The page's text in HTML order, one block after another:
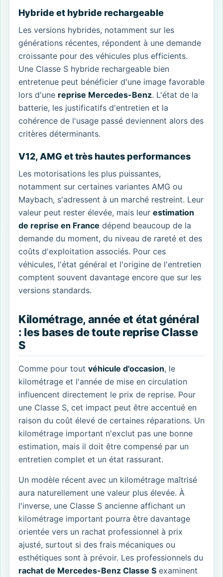
Hybride et hybride rechargeable
Les versions hybrides, notamment sur les
générations récentes, répondent à une demande
croissante pour des véhicules plus efficients.
Une Classe S hybride rechargeable bien
entretenue peut bénéficier d'une image favorable
lors d'une reprise Mercedes-Benz. L'état de la
batterie, les justificatifs d'entretien et la
cohérence de l'usage passé deviennent alors des
critères déterminants.
V12, AMG et très hautes performances
Les motorisations les plus puissantes,
notamment sur certaines variantes AMG ou
Maybach, s'adressent à un marché restreint. Leur
valeur peut rester élevée, mais leur estimation
de reprise en France dépend beaucoup de la
demande du moment, du niveau de rareté et des
coûts d'exploitation associés. Pour ces
véhicules, l'état général et l'origine de l'entretien
comptent souvent davantage encore que sur les
versions standards.
Kilométrage, année et état général
: les bases de toute reprise Classe
S
Comme pour tout véhicule d'occasion, le
kilométrage et l'année de mise en circulation
influencent directement le prix de reprise. Pour
une Classe S, cet impact peut être accentué en
raison du coût élevé de certaines réparations. Un
kilométrage important n'exclut pas une bonne
estimation, mais il doit être compensé par un
entretien complet et un état rassurant.
Un modèle récent avec un kilométrage maîtrisé
aura naturellement une valeur plus élevée. À
l'inverse, une Classe S ancienne affichant un
kilométrage important pourra être davantage
orientée vers un rachat professionnel à prix
ajusté, surtout si des frais mécaniques ou
esthétiques sont à prévoir. Les professionnels du
rachat de Mercedes-Benz Classe S examinent